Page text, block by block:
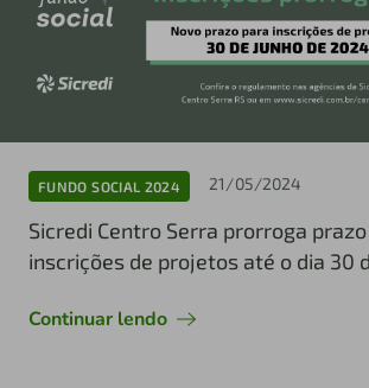
FUNDO SOCIAL 2024 21/05/2024
Sicredi Centro Serra prorroga
inscrições de projetos até o dia 30
Continuar lendo